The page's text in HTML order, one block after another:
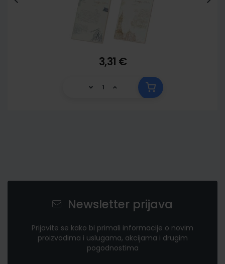
3,31 €
Newsletter prijava
Prijavite se kako bi primali informacije o novim
proizvodima i uslugama, akcijama i drugim
pogodnostima